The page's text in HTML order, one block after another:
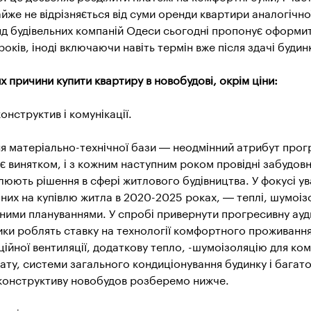
не відрізняється від суми оренди квартири
будівельних компаній Одеси сьогодні пропонує
іноді включаючи навіть термін вже після здачі
причини купити квартиру в новобудові, окрім ціни:
і комунікації.
матеріально-технічної бази — неодмінний атрибут
винятком, і з кожним наступним роком провідні
рішення в сфері житлового будівництва. У фокусі
на купівлю житла в 2020-2025 роках, — теплі,
плануваннями. У спробі привернути прогресивну
роблять ставку на технології комфортного
вентиляції, додаткову тепло, -шумоізоляцію для
системи загального кондиціонування будинку і
новобудов розберемо нижче.